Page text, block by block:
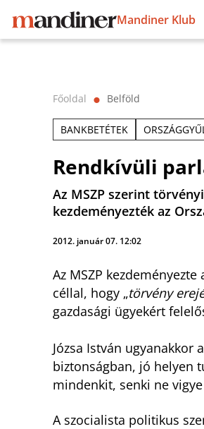
Mandiner Klub
Főoldal ⬤ Belföld
BANKBETÉTEK
Rendkívüli
Az MSZP szerint
kezdeményezték az
2012. január 07. 12:02
Az MSZP
céllal, hogy „törvény
gazdasági ügyekért
Józsa István
biztonságban, jó helyen
mindenkit, senki ne
A szocialista politikus